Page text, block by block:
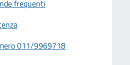
frequenti
011/9969718